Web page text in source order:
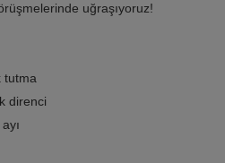
uğraşıyoruz!
tutma
direnci